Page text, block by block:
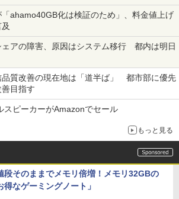
「ahamo40GB化は検証のため」、料金値上げ
ェアの障害、原因はシステム移行 都内は明日
品質改善の現在地は「道半ば」 都市部に優先
目指す
スピーカーがAmazonでセール
もっと見る
段そのままでメモリ倍増！メモリ32GBの
得なゲーミングノート」